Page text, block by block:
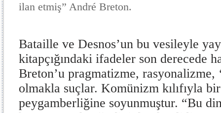
ilan etmiş” André Breton.
Bataille ve Desnos’un bu vesileyle
kitapçığındaki ifadeler son derecede
Breton’u pragmatizme, rasyonalizme,
olmakla suçlar. Komünizm kılıfıyla
peygamberliğine soyunmuştur. “Bu